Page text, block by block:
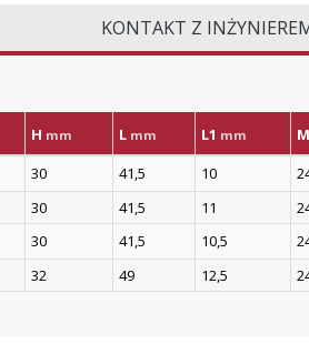
KONTAKT Z
H mm L mm L1 mm M
30 41,5 10
30 41,5 11
30 41,5 10,5
32 49 12,5